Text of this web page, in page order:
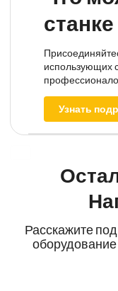
использующих
Узнать
Расскажите